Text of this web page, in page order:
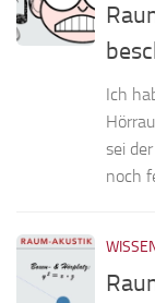
Ich
sei
noch